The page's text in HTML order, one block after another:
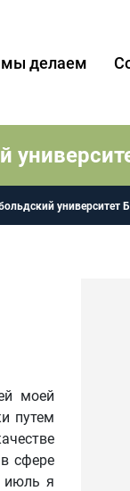
мы делаем
университет
моей
путем
сфере
июль я